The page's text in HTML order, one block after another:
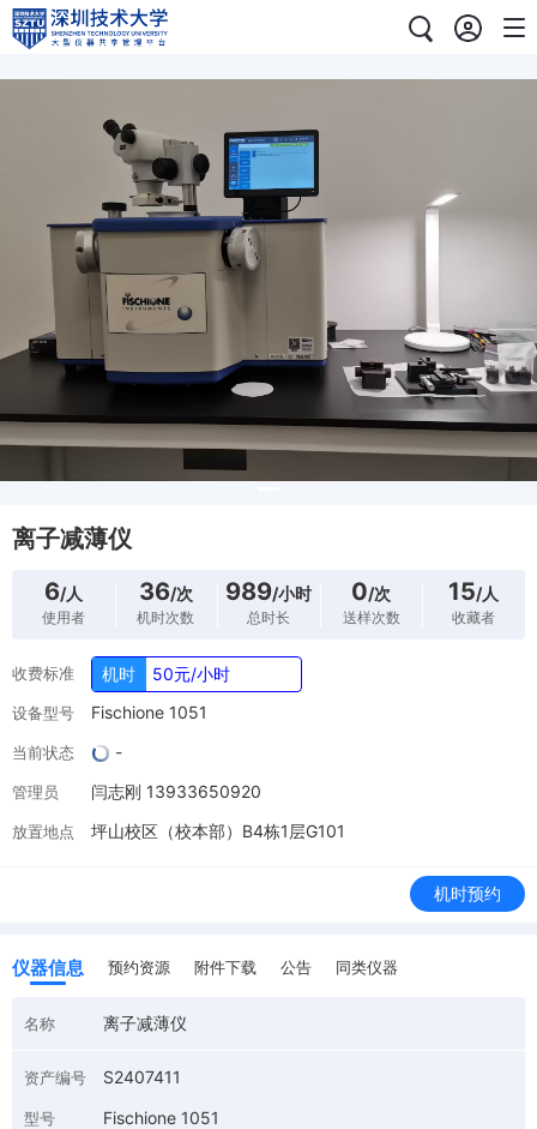
离子减薄仪
6/人
使用者
36/次
机时次数
989/小时
总时长
0/次
送样次数
15/人
收藏者
收费标准 机时 50元/小时
设备型号 Fischione 1051
当前状态 -
管理员 闫志刚 13933650920
放置地点 坪山校区（校本部）B4栋1层G101
机时预约
仪器信息 预约资源 附件下载 公告 同类仪器
名称 离子减薄仪
资产编号 S2407411
型号 Fischione 1051